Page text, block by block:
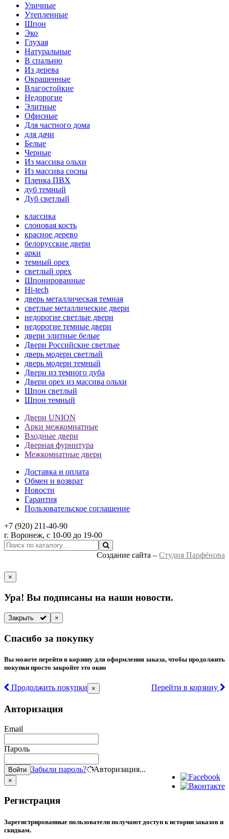
Уличные
Утепленные
Шпон
Эко
Глухая
Натуральные
В спальню
Из дерева
Окрашенные
Влагостойкие
Недорогие
Элитные
Офисные
Для частного дома
для дачи
Белые
Черные
Из массива ольхи
Из массива сосны
Пленка ПВХ
дуб темный
Дуб светлый
классика
слоновая кость
красное дерево
белорусские двери
арки
темный орех
светлый орех
Шпонированные
Hi-tech
дверь металлическая темная
светлые металлические двери
недорогие светлые двери
недорогие темные двери
двери элитные белые
Двери Российские светлые
дверь модерн светлый
дверь модерн темный
Двери из темного дуба
Двери орех из массива ольхи
Шпон светлый
Шпон темный
Двери UNION
Арки межкомнатные
Входные двери
Дверная фурнитура
Межкомнатные двери
Доставка и оплата
Обмен и возврат
Новости
Гарантия
Пользовательское соглашение
+7 (920) 211-40-90
г. Воронеж, с 10-00 до 19-00
Создание сайта – Студия Парфёнова
×
Ура! Вы подписаны на наши новости.
Закрыть ×
Спасибо за покупку
Вы можете перейти в корзину для оформления заказа, чтобы продолжить
покупки просто закройте это окно
Продолжить покупки Перейти в корзину
×
Авторизация
Email
Пароль
Войти Забыли пароль? Авторизация...
×
Регистрация
Зарегистрированные пользователи получают доступ к истории заказов и
скидкам.